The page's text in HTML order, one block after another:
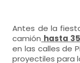
Antes de la
camión hasta
en las calles de
proyectiles para